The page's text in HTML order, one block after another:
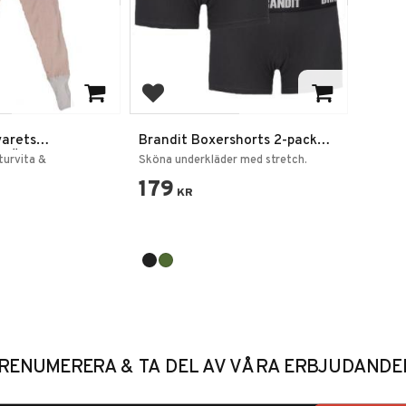
Överskott
&
Lägg till i favoriter
Brandit Boxershorts 2-pack
Kalsonger
Sköna underkläder med stretch.
179 KR
& TA DEL AV VÅRA